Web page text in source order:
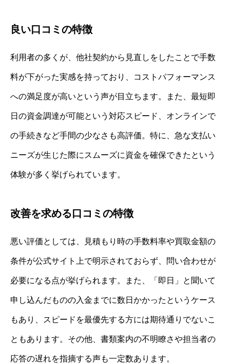
良い口コミの特徴
利用者の多くが、他社契約から見直しをしたことで手数
料が下がった実感を持っており、コストパフォーマンス
への満足度が高いという声が目立ちます。また、最短即
日の資金調達が可能という対応スピード、オンラインで
の手続きなど手間の少なさも高評価。特に、急な支払い
ニーズが生じた際にスムーズに資金を確保できたという
体験が多く挙げられています。
改善を求める口コミの特徴
悪い評価としては、見積もり時の手数料率や買取金額の
条件が公式サイト上で明示されておらず、問い合わせが
必要になる点が挙げられます。また、「即日」と聞いて
申し込んだものの入金までに数日かかったというケース
もあり、スピードを最優先する方には期待通りでないこ
ともあります。その他、書類案内の不明瞭さや担当者の
応答の遅れを指摘する声も一定数あります。